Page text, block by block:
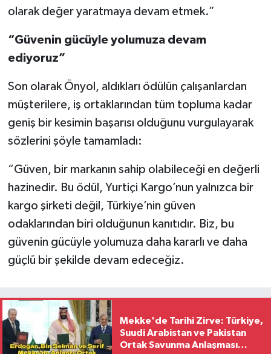
olarak değer yaratmaya devam etmek.”
“Güvenin gücüyle yolumuza devam
ediyoruz”
Son olarak Önyol, aldıkları ödülün çalışanlardan
müşterilere, iş ortaklarından tüm topluma kadar
geniş bir kesimin başarısı olduğunu vurgulayarak
sözlerini şöyle tamamladı:
“Güven, bir markanın sahip olabileceği en değerli
hazinedir. Bu ödül, Yurtiçi Kargo’nun yalnızca bir
kargo şirketi değil, Türkiye’nin güven
odaklarından biri olduğunun kanıtıdır. Biz, bu
güvenin gücüyle yolumuza daha kararlı ve daha
güçlü bir şekilde devam edeceğiz.
Mekke'de Tarihi Zirve: Türkiye,
Suudi Arabistan ve Pakistan
Ortak Savunma Anlaşması